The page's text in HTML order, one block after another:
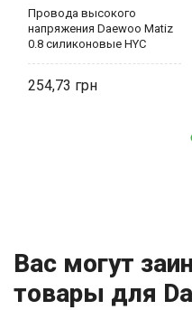
Провода высокого
напряжения Daewoo Matiz
0.8 силиконовые HYC
254,73
Вас могут
товары для